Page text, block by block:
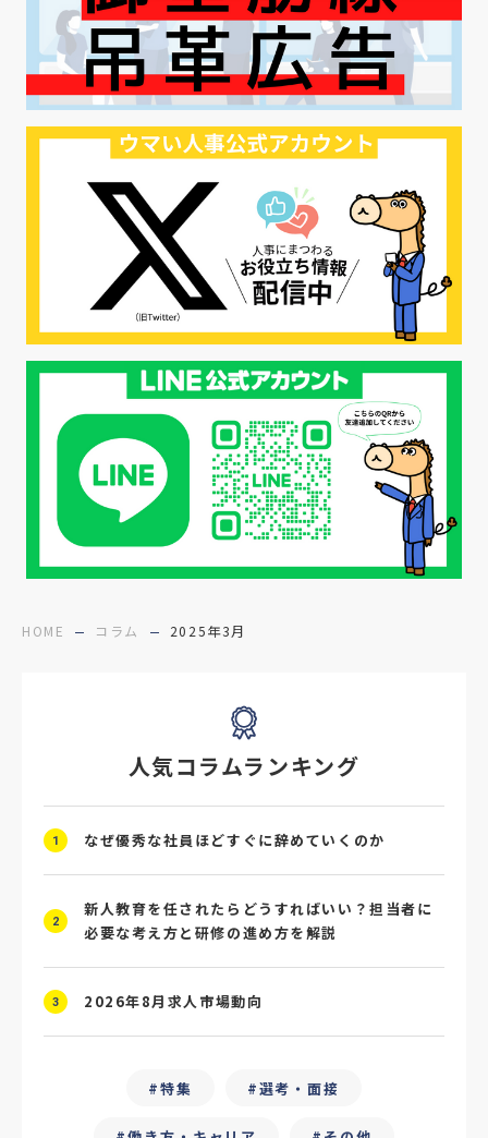
HOME コラム 2025年3月
#ハラスメント対策 #SNS活用
#リクルーター制度 #内定辞退の防止
#歩留まり改善 #採用ナーチャリング
#採用CX #学内セミナー #カジュアル面談
#転職ファストパス #PRO #採用代行
#エシカル採用 #エシカル就活
#メンタルヘルス #年間採用計画
#年間採用 #応募数の増やし方 #26卒
#27採用プレ #高校生採用
#面接フィードバック #不法就労
#障害者雇用 #メリット #ベネフィット
#医療福祉介護 #業界動向 #採用力
#求人広告
#スクラム採用 #転職イベント #転職フェア
#賃上げ #人事数珠繋ぎ
#4P分析 #競合他社 #タレントプール
#ChatGPT #タイパ
#フリーランス保護新法 #デイワーク
人気コラムランキング
1 なぜ優秀な社員ほどすぐに辞めていくのか
2
新人教育を任されたらどうすればいい？担当者に
必要な考え方と研修の進め方を解説
3 2026年8月求人市場動向
特集 選考・面接